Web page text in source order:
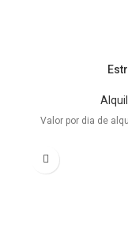
Valor por dia de